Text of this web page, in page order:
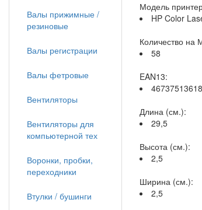
Модель
HP Color
Количество на
58
EAN13:
Длина (см.):
29,5
Высота (см.):
2,5
Ширина (см.):
2,5
Валы прижимные /
резиновые
Валы регистрации
Валы фетровые
Вентиляторы
Вентиляторы для
компьютерной тех
Воронки, пробки,
переходники
Втулки / бушинги